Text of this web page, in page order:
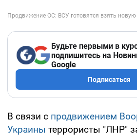
Будьте первыми в
подпишитесь на
Google
Подписаться
В связи с продвижением
Украины террористы "ЛНР"